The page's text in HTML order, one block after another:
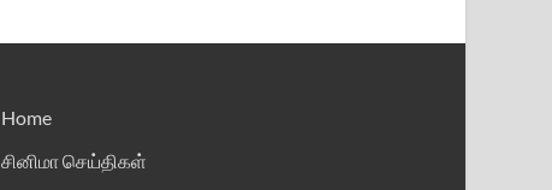
Home
சினிமா செய்திகள்